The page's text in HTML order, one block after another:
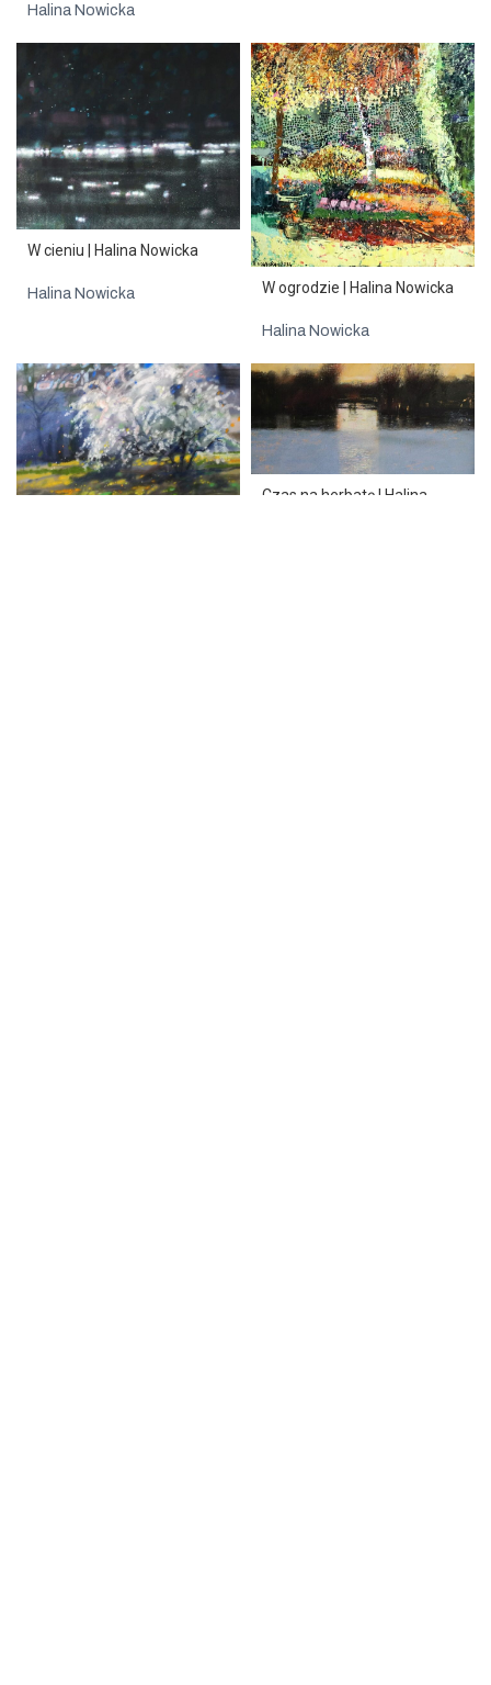
Halina Nowicka
W cieniu | Halina Nowicka
Halina Nowicka W ogrodzie | Halina Nowicka
Halina Nowicka
Czas na herbatę | Halina